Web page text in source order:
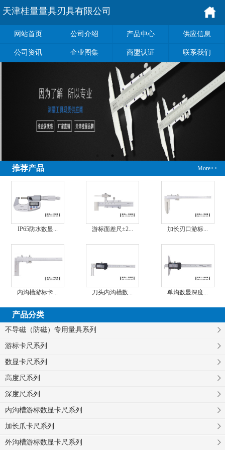
天津桂量量具刃具有限公司
网站首页 公司介绍 产品中心 供应信息
公司资讯 企业图集 商盟认证 联系我们
More>>
推荐产品
IP65防水数显... 游标面差尺±2... 加长刃口游标...
内沟槽游标卡... 刀头内沟槽数... 单沟数显深度...
产品分类
不导磁（防磁）专用量具系列
游标卡尺系列
数显卡尺系列
高度尺系列
深度尺系列
内沟槽游标数显卡尺系列
加长爪卡尺系列
外沟槽游标数显卡尺系列